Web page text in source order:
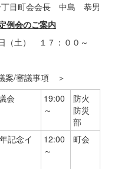
丁目町会会長 中島 恭男
例会のご案内
土） １７：００～
案/審議事項 ＞
会
19:00
～
防火
防災
部
記念イ
12:00
～
町会